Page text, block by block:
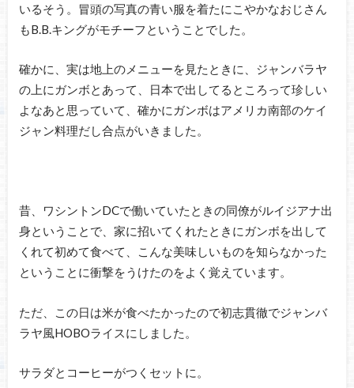
いるそう。冒頭の写真の青い服を着たにこやかなおじさん
もB.B.キングがモチーフということでした。
確かに、実は地上のメニューを見たときに、ジャンバラヤ
の上にガンボとあって、日本で出してるところって珍しい
よなあと思っていて、確かにガンボはアメリカ南部のケイ
ジャン料理だし合点がいきました。
昔、ワシントンDCで働いていたときの同僚がルイジアナ出
身ということで、家に招いてくれたときにガンボを出して
くれて初めて食べて、こんな美味しいものを知らなかった
ということに衝撃をうけたのをよく覚えています。
ただ、この日は米が食べたかったので初志貫徹でジャンバ
ラヤ風HOBOライスにしました。
サラダとコーヒーがつくセットに。